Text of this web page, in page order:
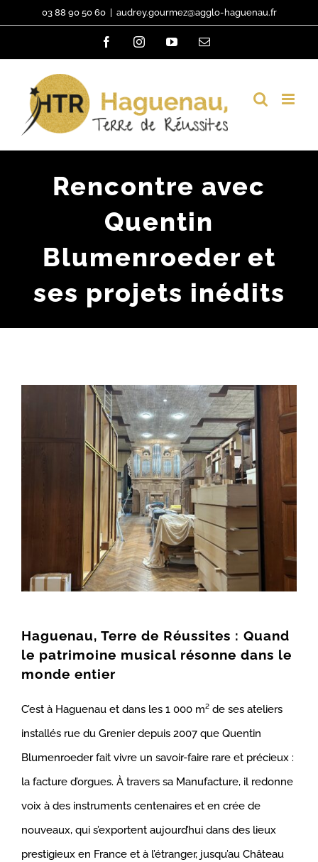
contenu
03 88 90 50 60 audrey.gourmez@agglo-haguenau.fr
FacebookInstagramYouTubeEmail
Rencontre avec
Quentin
Blumenroeder et
ses projets inédits
Haguenau, Terre de Réussites : Quand
le patrimoine musical résonne dans le
monde entier
C’est à Haguenau et dans les 1 000 m² de ses ateliers
installés rue du Grenier depuis 2007 que Quentin
Blumenroeder fait vivre un savoir-faire rare et précieux :
la facture d’orgues. À travers sa Manufacture, il redonne
voix à des instruments centenaires et en crée de
nouveaux, qui s’exportent aujourd’hui dans des lieux
prestigieux en France et à l’étranger, jusqu’au Château